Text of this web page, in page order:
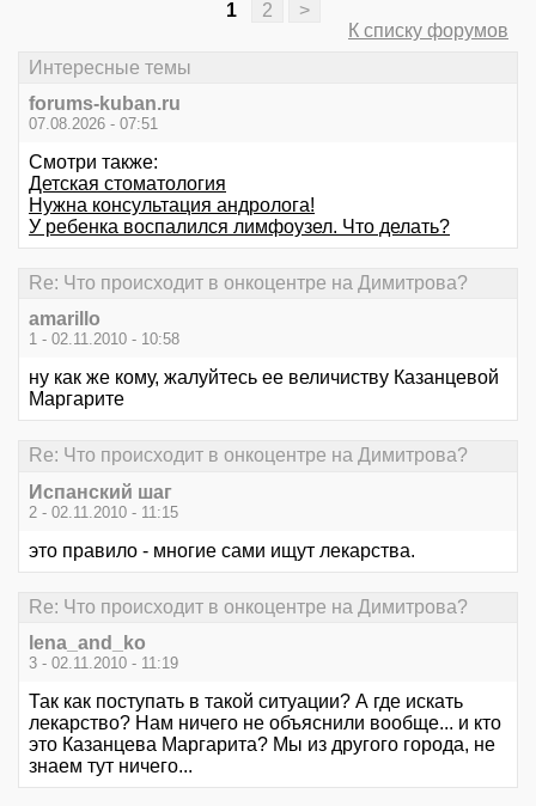
1
2
>
К списку форумов
Интересные темы
forums-kuban.ru
07.08.2026 - 07:51
Смотри также:
Детская стоматология
Нужна консультация андролога!
У ребенка воспалился лимфоузел. Что делать?
Re: Что происходит в онкоцентре на Димитрова?
amarillo
1 - 02.11.2010 - 10:58
ну как же кому, жалуйтесь ее величиству Казанцевой
Маргарите
Re: Что происходит в онкоцентре на Димитрова?
Испанский шаг
2 - 02.11.2010 - 11:15
это правило - многие сами ищут лекарства.
Re: Что происходит в онкоцентре на Димитрова?
lena_and_ko
3 - 02.11.2010 - 11:19
Так как поступать в такой ситуации? А где искать
лекарство? Нам ничего не объяснили вообще... и кто
это Казанцева Маргарита? Мы из другого города, не
знаем тут ничего...